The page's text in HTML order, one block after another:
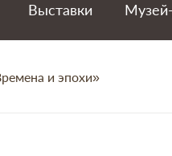
Выставки
и эпохи»